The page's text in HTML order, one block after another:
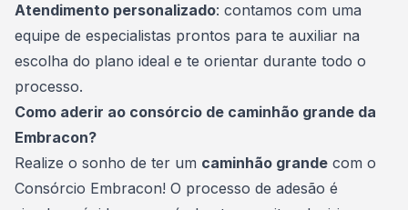
Atendimento personalizado: contamos com uma
equipe de especialistas prontos para te auxiliar na
escolha do plano ideal e te orientar durante todo o
processo.
Como aderir ao consórcio de caminhão grande da
Embracon?
Realize o sonho de ter um caminhão grande com o
Consórcio Embracon! O processo de adesão é